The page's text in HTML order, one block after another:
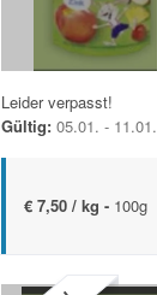
Leider verpasst!
Gültig: 05.01. - 11.01.
€ 7,50 / kg - 100g